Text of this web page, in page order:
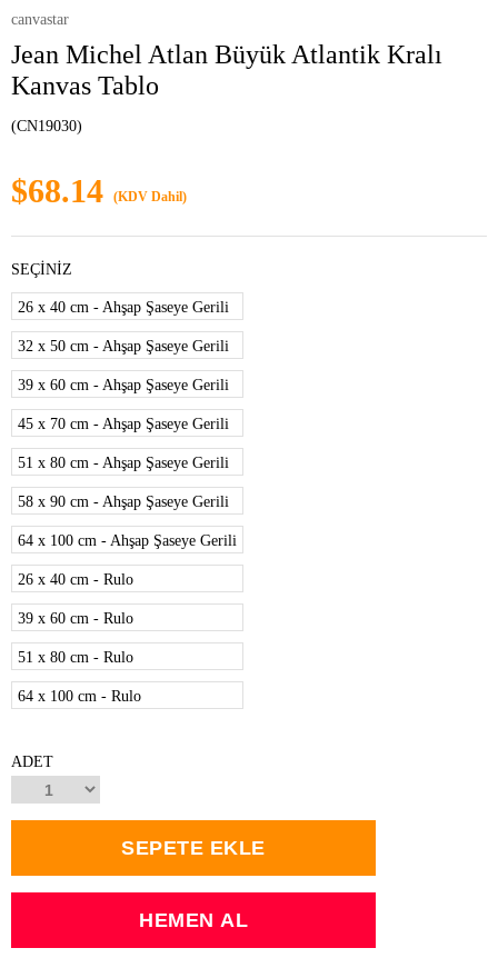
canvastar
Jean Michel Atlan Büyük Atlantik Kralı
Kanvas Tablo
(CN19030)
$68.14 (KDV Dahil)
SEÇİNİZ
26 x 40 cm - Ahşap Şaseye Gerili
32 x 50 cm - Ahşap Şaseye Gerili
39 x 60 cm - Ahşap Şaseye Gerili
45 x 70 cm - Ahşap Şaseye Gerili
51 x 80 cm - Ahşap Şaseye Gerili
58 x 90 cm - Ahşap Şaseye Gerili
64 x 100 cm - Ahşap Şaseye Gerili
26 x 40 cm - Rulo
39 x 60 cm - Rulo
51 x 80 cm - Rulo
64 x 100 cm - Rulo
ADET